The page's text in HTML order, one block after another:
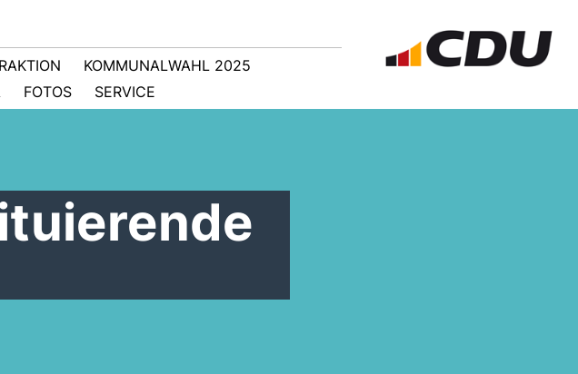
KOMMUNALWAHL 2025
FOTOS SERVICE